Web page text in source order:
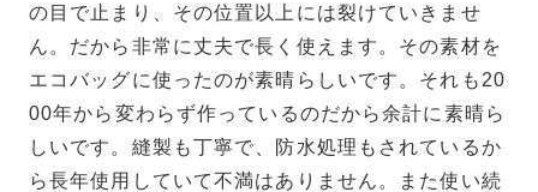
の目で止まり、その位置以上には裂けていきませ
ん。だから非常に丈夫で長く使えます。その素材を
エコバッグに使ったのが素晴らしいです。それも20
00年から変わらず作っているのだから余計に素晴ら
しいです。縫製も丁寧で、防水処理もされているか
ら長年使用していて不満はありません。また使い続